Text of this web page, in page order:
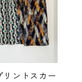
リントスカー